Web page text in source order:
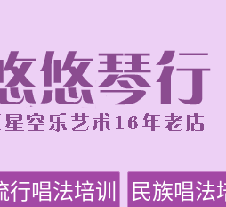
行唱法培训 民族唱法